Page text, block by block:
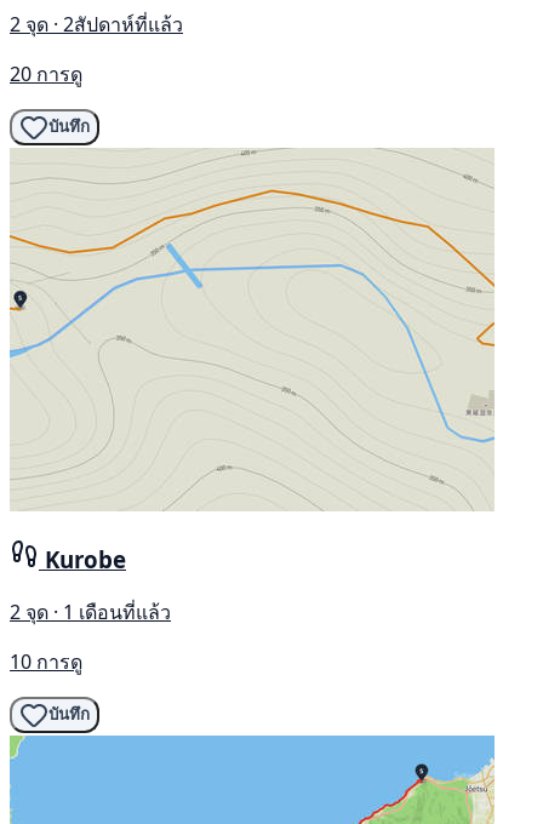
2 จุด · 2สัปดาห์ที่แล้ว
20 การดู
บันทึก
Kurobe
2 จุด · 1 เดือนที่แล้ว
10 การดู
บันทึก